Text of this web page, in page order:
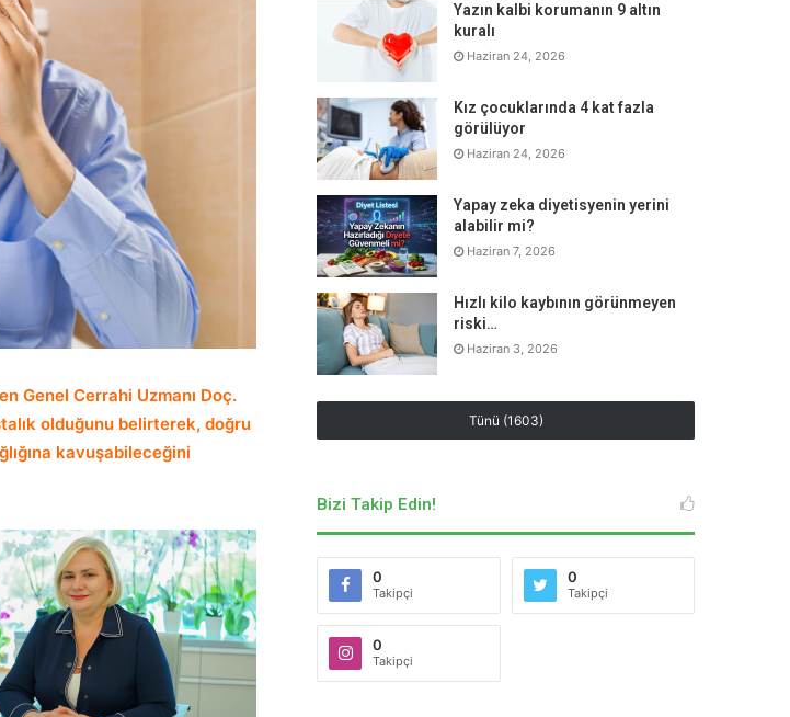
Genel Cerrahi Uzmanı Doç.
olduğunu belirterek, doğru
kavuşabileceğini
Yazın kalbi korumanın 9 altın
kuralı
Haziran 24, 2026
Kız çocuklarında 4 kat fazla
görülüyor
Haziran 24, 2026
Yapay zeka diyetisyenin yerini
alabilir mi?
Haziran 7, 2026
Hızlı kilo kaybının görünmeyen
riski…
Haziran 3, 2026
Tünü (1603)
Bizi Takip Edin!
0
Takipçi
0
Takipçi
0
Takipçi